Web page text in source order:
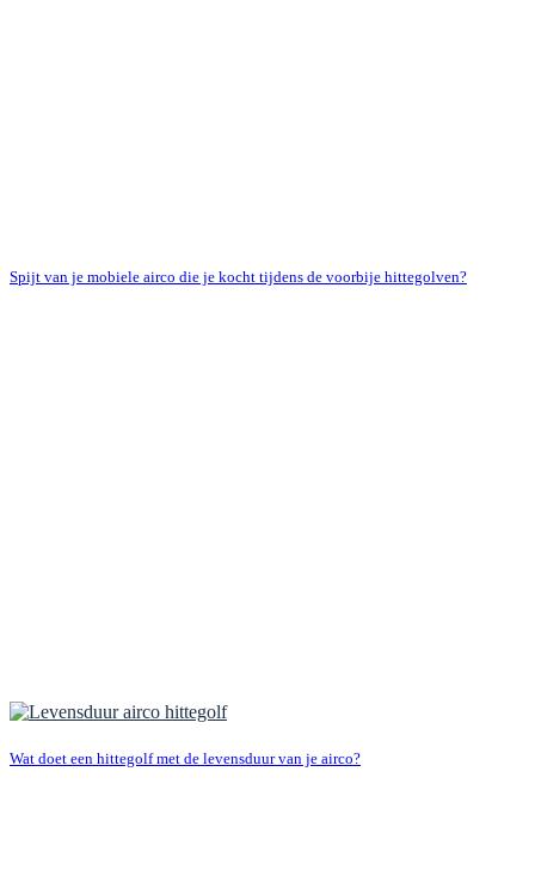
Spijt van je mobiele airco die je kocht tijdens de voorbije hittegolven?
Wat doet een hittegolf met de levensduur van je airco?